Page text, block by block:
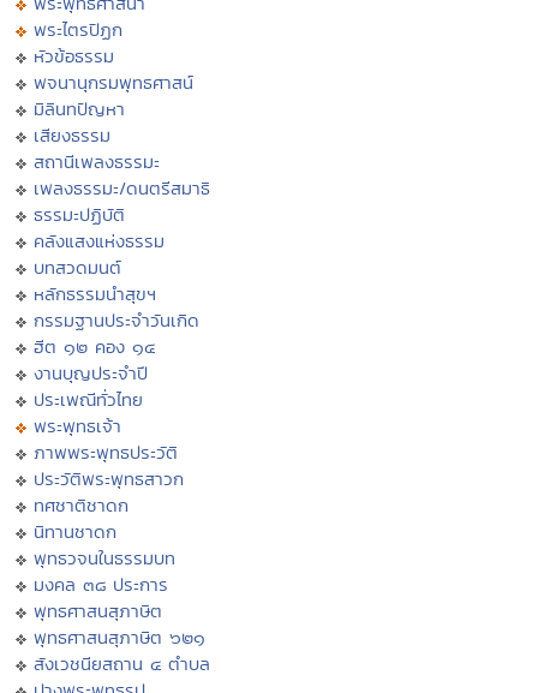
พระไตรปิฏก
หัวข้อธรรม
พจนานุกรมพุทธศาสน์
มิลินทปัญหา
เสียงธรรม
สถานีเพลงธรรมะ
เพลงธรรมะ/ดนตรีสมาธิ
ธรรมะปฏิบัติ
คลังแสงแห่งธรรม
บทสวดมนต์
หลักธรรมนำสุขฯ
กรรมฐานประจำวันเกิด
ฮีต ๑๒ คอง ๑๔
งานบุญประจำปี
ประเพณีทั่วไทย
พระพุทธเจ้า
ภาพพระพุทธประวัติ
ประวัติพระพุทธสาวก
ทศชาติชาดก
นิทานชาดก
พุทธวจนในธรรมบท
มงคล ๓๘ ประการ
พุทธศาสนสุภาษิต
พุทธศาสนสุภาษิต ๖๒๑
สังเวชนียสถาน ๔ ตำบล